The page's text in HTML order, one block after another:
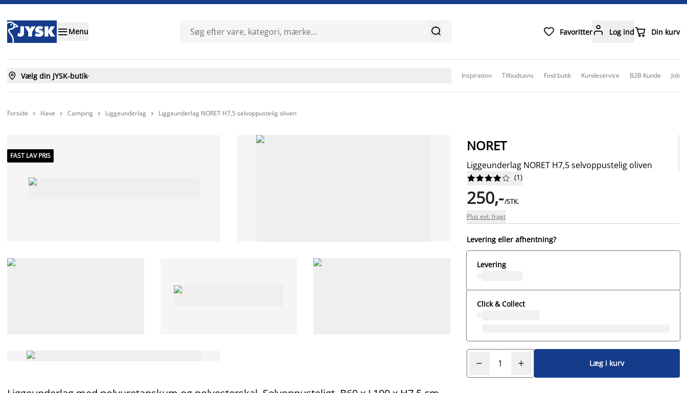
Menu   Favoritter Log ind Din kurv
 Vælg din JYSK-butik Inspiration Tilbudsavis Find butik Kundeservice B2B Kunde Job
Forside  Have  Camping  Liggeunderlag  Liggeunderlag NORET H7,5 selvoppustelig oliven
FAST LAV PRIS
NORET
Liggeunderlag NORET H7,5 selvoppustelig oliven





 (1)
250,-/STK.
Plus evt. fragt
Levering eller afhentning?
Levering
Click & Collect
Læg i kurv